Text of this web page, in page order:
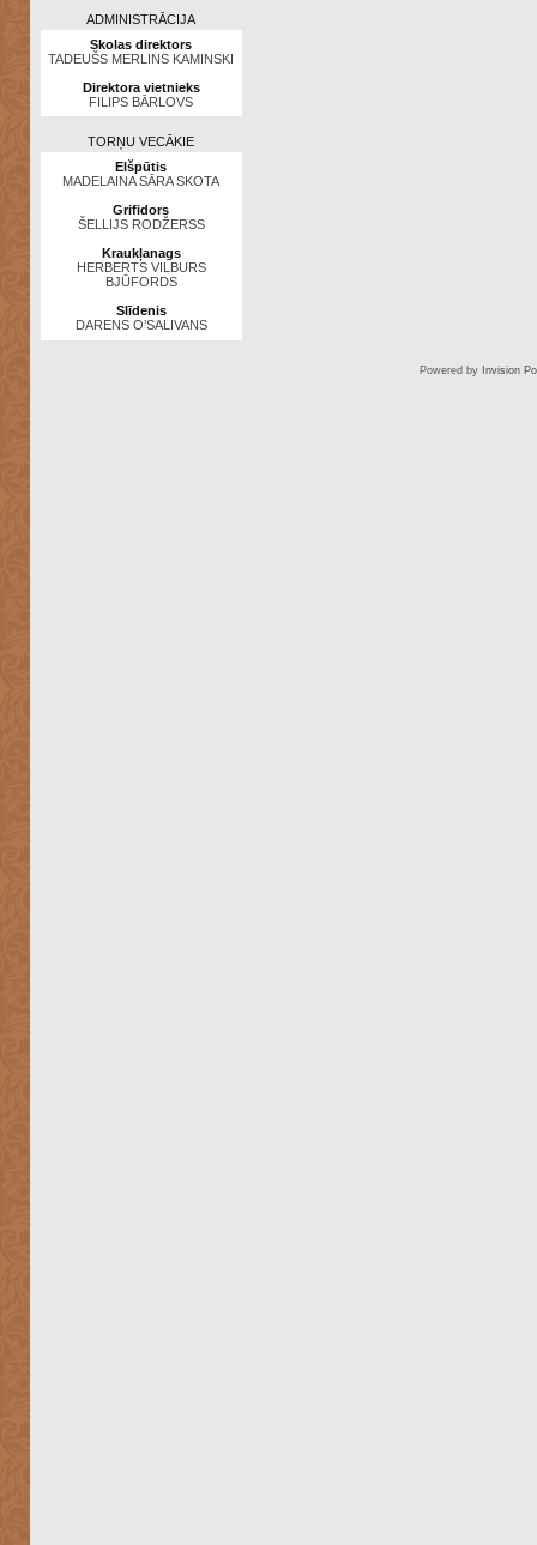
ADMINISTRĀCIJA
Skolas direktors
TADEUŠS MERLINS KAMINSKI
Direktora vietnieks
FILIPS BĀRLOVS
TORŅU VECĀKIE
Elšpūtis
MADELAINA SĀRA SKOTA
Grifidors
ŠELLIJS RODŽERSS
Kraukļanags
HERBERTS VILBURS
BJŪFORDS
Slīdenis
DARENS O’SALIVANS
Powered by Invision